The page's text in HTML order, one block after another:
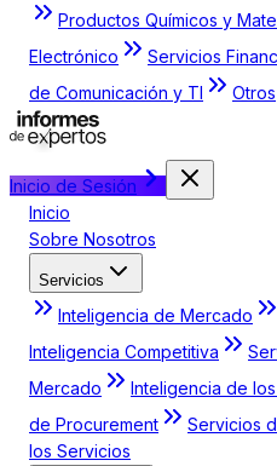
Productos Químicos y
Electrónico
Servicios
de Comunicación y TI
Otros
Inicio de Sesión
Inicio
Sobre Nosotros
Servicios
Inteligencia de Mercado
Inteligencia Competitiva
Mercado
Inteligencia de
de Procurement
Servicios
los Servicios